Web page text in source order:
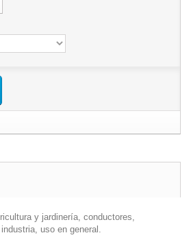
y jardinería, conductores,
uso en general.